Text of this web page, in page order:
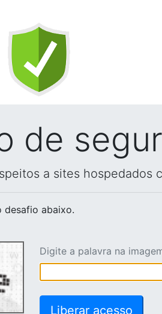
de
a sites hospedados
desafio abaixo.
Digite a palavra na